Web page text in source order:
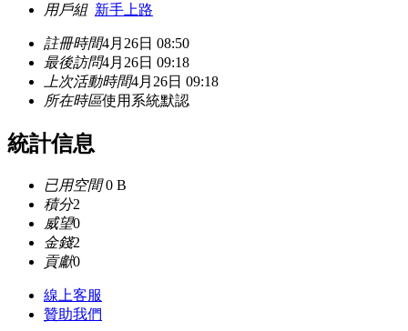
用戶組 新手上路
註冊時間4月26日 08:50
最後訪問4月26日 09:18
上次活動時間4月26日 09:18
所在時區使用系統默認
統計信息
已用空間0 B
積分2
威望0
金錢2
貢獻0
線上客服
贊助我們